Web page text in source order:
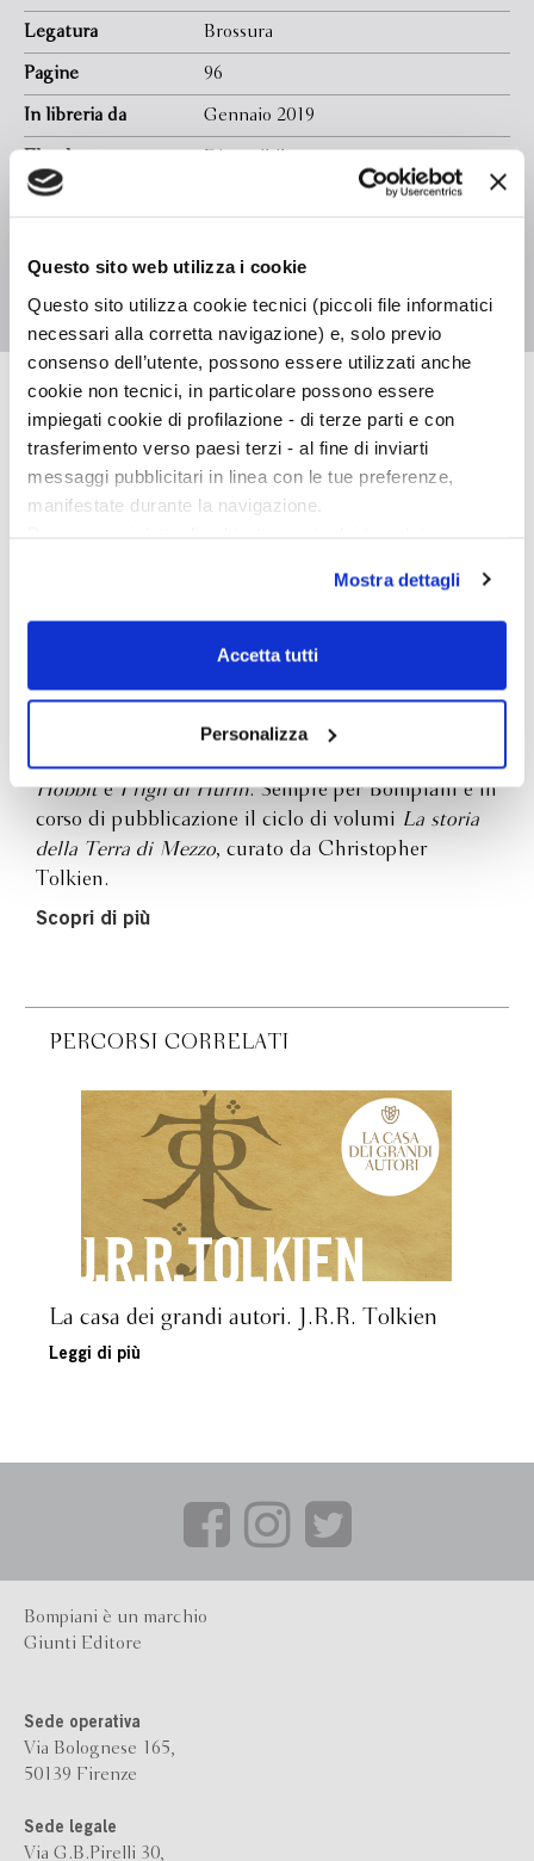
Questo sito web utilizza i cookie
Questo sito utilizza cookie tecnici (piccoli file informatici
necessari alla corretta navigazione) e, solo previo
consenso dell’utente, possono essere utilizzati anche
cookie non tecnici, in particolare possono essere
impiegati cookie di profilazione - di terze parti e con
trasferimento verso paesi terzi - al fine di inviarti
messaggi pubblicitari in linea con le tue preferenze,
manifestate durante la navigazione.
scelte privacy sui cookie, ti invitiamo a prendere visione
dell’informativa cookie.
Chiudendo il banner tramite la “X” prosegui la
dei soli cookie tecnici. Selezionando “Accetta tutti” presti
il tuo consenso alla profilazione che potrai revocare in
ogni momentoRevoca
Mostra dettagli
Accetta tutti
Personalizza
ribaltano la prospettiva eroica, aprendo la strada
all’elaborazione di quel diverso modello d’eroismo che
troverà compimento nel Signore degli anelli.
Legatura Brossura
Pagine 96
In libreria da Gennaio 2019
Isbn
J. R. R. Tolkien
John Ronald Reuel Tolkien nacque il 3 gennaio
Bournemouth, nello Hampshire, il 2 settembre
1973. Tra le sue opere, tutte pubblicate da
Bompiani, ricordiamo Il Signore degli Anelli,Lo
HobbiteI figli di Húrin. Sempre per Bompiani è in
corso di pubblicazione il ciclo di volumi La storia
della Terra di Mezzo, curato da Christopher
Tolkien.
Scopri di più
PERCORSI CORRELATI
La casa dei grandi autori. J.R.R. Tolkien
Leggi di più
Bompiani è un marchio
Giunti Editore
Sede operativa
Via Bolognese 165,
50139 Firenze
Sede legale
Via G.B.Pirelli 30,